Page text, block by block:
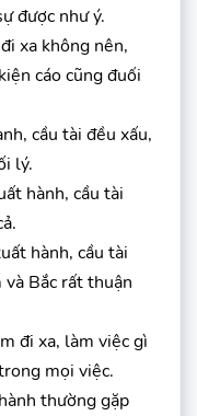
được như ý.
xa không nên,
cáo cũng đuối
cầu tài đều xấu,
lý.
hành, cầu tài
hành, cầu tài
Bắc rất thuận
đi xa, làm việc gì
mọi việc.
thường gặp